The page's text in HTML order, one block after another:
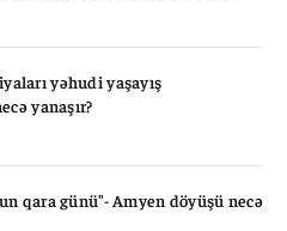
yəhudi yaşayış
yanaşır?
qara günü"- Amyen döyüşü necə